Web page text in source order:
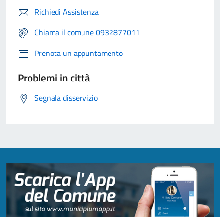
Richiedi Assistenza
Chiama il comune 0932877011
Prenota un appuntamento
Problemi in città
Segnala disservizio